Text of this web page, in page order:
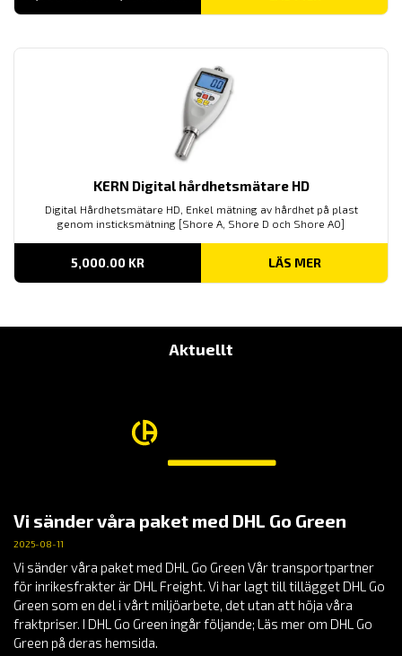
TILL
KERN Digital hårdhetsmätare HD
Digital Hårdhetsmätare HD, Enkel mätning av hårdhet på plast
genom insticksmätning [Shore A, Shore D och Shore A0]
5,000.00 KR LÄS MER
Aktuellt
Vi sänder våra paket med DHL Go Green
2025-08-11
Vi sänder våra paket med DHL Go Green Vår transportpartner
för inrikesfrakter är DHL Freight. Vi har lagt till tillägget DHL Go
Green som en del i vårt miljöarbete, det utan att höja våra
fraktpriser. I DHL Go Green ingår följande; Läs mer om DHL Go
Green på deras hemsida.